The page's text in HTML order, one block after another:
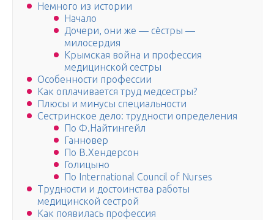
Немного из истории
Начало
Дочери, они же — сёстры —
милосердия
Крымская война и профессия
медицинской сестры
Особенности профессии
Как оплачивается труд медсестры?
Плюсы и минусы специальности
Сестринское дело: трудности определения
По Ф.Найтингейл
Ганновер
По В.Хендерсон
Голицыно
По International Council of Nurses
Трудности и достоинства работы
медицинской сестрой
Как появилась профессия